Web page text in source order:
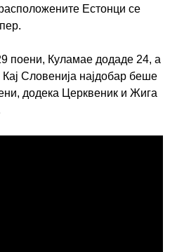
Естонци се
поени, Куламае додаде 24, а
Словенија најдобар беше
додека Церквеник и Жига